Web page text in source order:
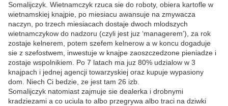
Somalijczyk. Wietnamczyk rzuca sie do roboty, obiera kartofle w
wietnamskiej knajpie, po miesiacu awansuje na zmywacza
naczyn, po trzech miesiacach dostaje dwoch mlodszych
wietnamczykow do nadzoru (czyli jest juz ‘managerem’), za rok
zostaje kelnerem, potem szefem kelnerow a w koncu dogaduje
sie z szefostwem, inwestuje w knajpe zaoszczedzone pieniadze i
zostaje wspolnikiem. Po 7 latach ma juz 80% udzialow w 3
knajpach i jednej agencji towarzyskiej oraz kupuje wypasiony
dom. Niech Ci bedzie, ze jest tam 26 izb.
Somalijczyk natomiast zajmuje sie dealerka i drobnymi
kradziezami a co uciula to albo przegrywa albo traci na dziwki